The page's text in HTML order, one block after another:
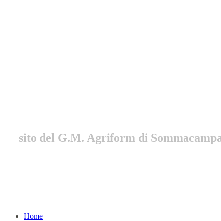
sito del G.M. Agriform di
Home